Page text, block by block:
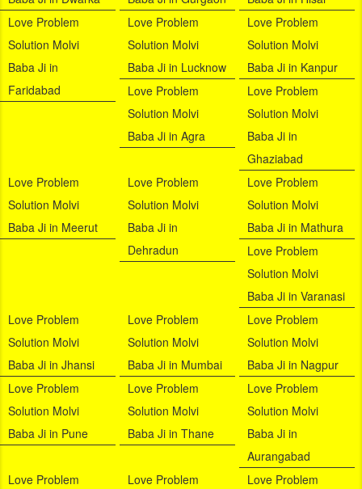
Love Problem
Solution Molvi
Baba Ji in
Faridabad
Love Problem
Solution Molvi
Baba Ji in Lucknow
Love Problem
Solution Molvi
Baba Ji in Kanpur
Love Problem
Solution Molvi
Baba Ji in Agra
Love Problem
Solution Molvi
Baba Ji in
Ghaziabad
Love Problem
Solution Molvi
Baba Ji in Meerut
Love Problem
Solution Molvi
Baba Ji in
Dehradun
Love Problem
Solution Molvi
Baba Ji in Mathura
Love Problem
Solution Molvi
Baba Ji in Varanasi
Love Problem
Solution Molvi
Baba Ji in Jhansi
Love Problem
Solution Molvi
Baba Ji in Mumbai
Love Problem
Solution Molvi
Baba Ji in Nagpur
Love Problem
Solution Molvi
Baba Ji in Pune
Love Problem
Solution Molvi
Baba Ji in Thane
Love Problem
Solution Molvi
Baba Ji in
Aurangabad
Love Problem
Love Problem
Love Problem